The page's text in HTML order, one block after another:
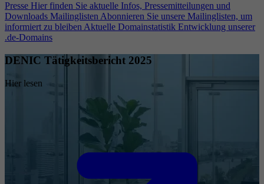
Presse Hier finden Sie aktuelle Infos, Pressemitteilungen und
Downloads Mailinglisten Abonnieren Sie unsere Mailinglisten, um
informiert zu bleiben Aktuelle Domainstatistik Entwicklung unserer
.de-Domains
DENIC Tätigkeitsbericht 2025
Hier lesen